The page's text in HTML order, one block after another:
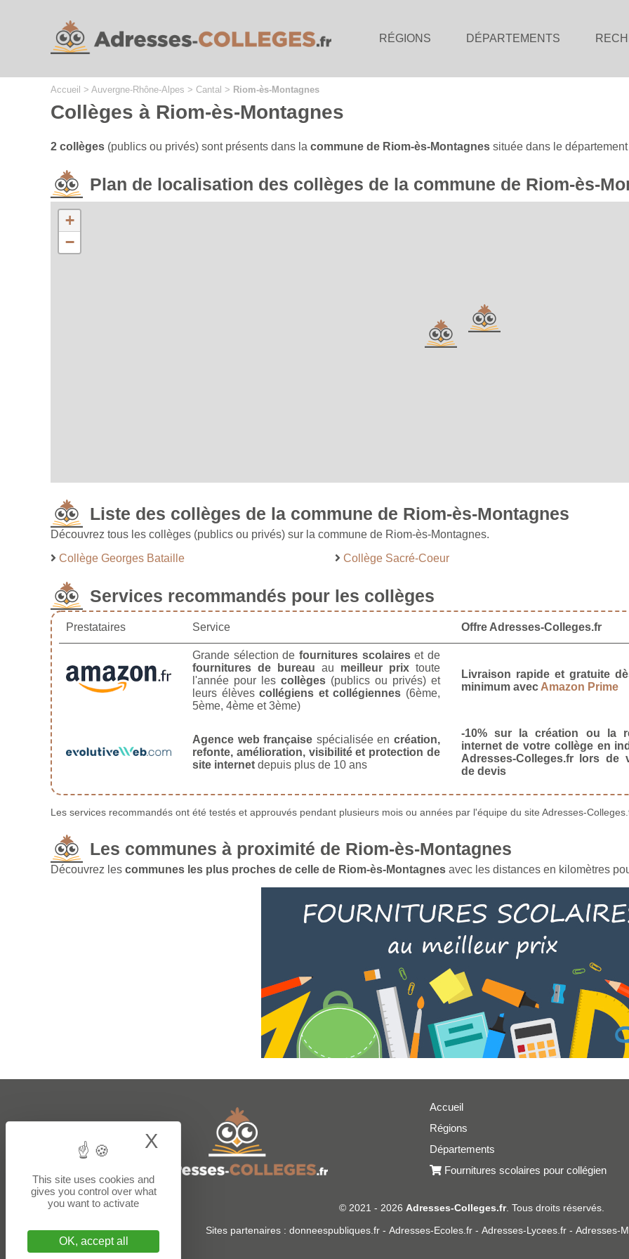
RÉGIONS DÉPARTEMENTS
Accueil > Auvergne-Rhône-Alpes > Cantal > Riom-ès-Montagnes
Collèges à Riom-ès-Montagnes
2 collèges (publics ou privés) sont présents dans la commune de Riom-ès-Montagnes située dans le département
Plan de localisation des collèges de la commune de Riom-ès-
+
−
Liste des collèges de la commune de Riom-ès-Montagnes
Découvrez tous les collèges (publics ou privés) sur la commune de Riom-ès-Montagnes.
Collège Georges Bataille
Collège Sacré-Coeur
Services recommandés pour les collèges
Prestataires Service Offre Adresses-Colleges.fr
Grande sélection de fournitures scolaireset de
fournitures de bureau au meilleur prixtoute
l'année pour les collèges(publics ou privés) et
leurs élèvescollégiens et collégiennes (6ème,
5ème, 4ème et 3ème)
Livraison rapide et gratuite
minimum avec Amazon Prime
Agence web française spécialisée en création,
refonte, amélioration, visibilité et protection de
site internet depuis plus de 10 ans
-10% sur la création ou la
internet de votre collège en
Adresses-Colleges.fr lors de
de devis
Les services recommandés ont été testés et approuvés pendant plusieurs mois ou années par l'équipe du site Adresses-
Les communes à proximité de Riom-ès-Montagnes
Découvrez les communes les plus proches de celle de Riom-ès-Montagnes avec les distances en kilomètres
Accueil
Régions
Départements
Fournitures scolaires pour collégien
© 2021 - 2026 Adresses-Colleges.fr. Tous droits réservés.
Sites partenaires : donneespubliques.fr - Adresses-Ecoles.fr - Adresses-Lycees.fr - Adresses-
This site uses cookies and
gives you control over what
you want to activate
OK, accept all
X Hide cookie banner